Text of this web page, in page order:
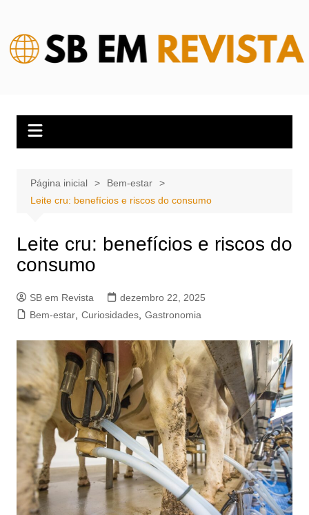
conteúdo
Página inicial
Bem-estar
Leite cru: benefícios e riscos do consumo
Leite cru: benefícios e riscos do
consumo
SB em Revista
dezembro 22, 2025
Bem-estar, Curiosidades, Gastronomia